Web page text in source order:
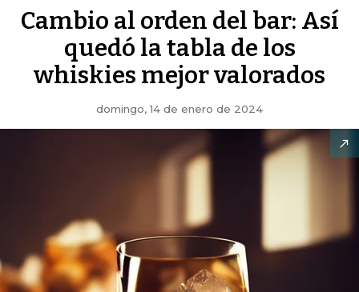
Cambio al orden del bar: Así
quedó la tabla de los
whiskies mejor valorados
domingo, 14 de enero de 2024